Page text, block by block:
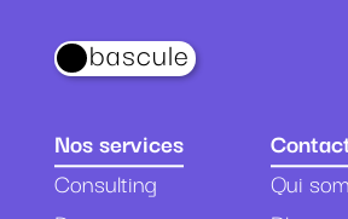
Nos services
Consulting
Qui
bascule